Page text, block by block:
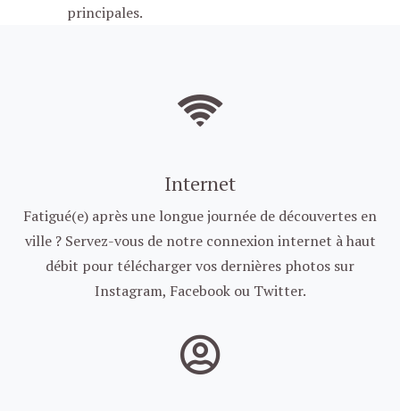
principales.
Internet
Fatigué(e) après une longue journée de découvertes en
ville ? Servez-vous de notre connexion internet à haut
débit pour télécharger vos dernières photos sur
Instagram, Facebook ou Twitter.